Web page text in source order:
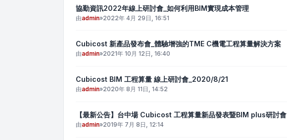
協勤資訊2022年線上研討會_如何利用BIM實現成本管理
由admin»2022年 4月 29日, 16:51
Cubicost 新產品發布會_體驗增強的TME C機電工程算量解決方案
由admin»2021年 10月 12日, 16:40
Cubicost BIM 工程算量 線上研討會_2020/8/21
由admin»2020年 8月 11日, 14:52
【最新公告】台中場 Cubicost 工程算量新品發表暨BIM plus研討會
由admin»2019年 7月 8日, 12:14